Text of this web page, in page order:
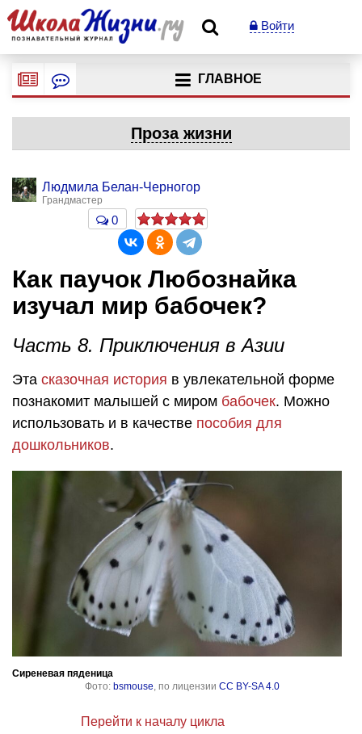
Войти
ГЛАВНОЕ
Проза жизни
Людмила Белан-Черногор
Грандмастер
0
Как паучок Любознайка
изучал мир бабочек?
Часть 8. Приключения в Азии
Эта сказочная история в увлекательной форме
познакомит малышей с миром бабочек. Можно
использовать и в качестве пособия для
дошкольников.
Сиреневая пяденица
Фото: bsmouse , по лицензии CC BY-SA 4.0
Перейти к началу цикла